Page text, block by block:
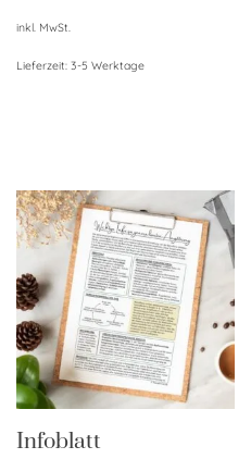
inkl. MwSt.
Lieferzeit: 3-5 Werktage
Infoblatt